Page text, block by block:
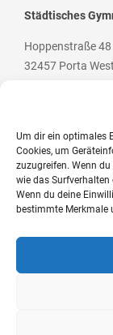
Um dir ein optimales
Cookies, um
zuzugreifen. Wenn
wie das Surfverhalten
Wenn du deine
bestimmte Merkmale
Lernstand 8
Nachmittag
Sprachen-
Musische
Städtisches
Hoppenstraße 48
32457 Porta
Telefon: +49 (0)
Telefax: +49 (0)
E-Mail:
© 2026